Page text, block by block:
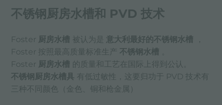
不锈钢厨房水槽和 PVD 技术
Foster 厨房水槽 被认为是 意大利最好的不锈钢水槽
，
Foster 按照最高质量标准生产 不锈钢水槽
Foster 厨房水槽 的质量和工艺在国际上得到公认。
不锈钢厨房水槽具 有低过敏性，这要归功于 PVD 技术有
三种不同颜色（金色、铜和枪金属）